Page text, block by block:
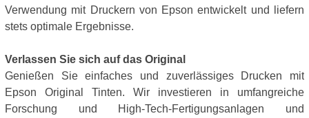
Verwendung mit Druckern von Epson entwickelt und liefern
stets optimale Ergebnisse.
Verlassen Sie sich auf das Original
Genießen Sie einfaches und zuverlässiges Drucken mit
Epson Original Tinten. Wir investieren in umfangreiche
Forschung und High-Tech-Fertigungsanlagen und